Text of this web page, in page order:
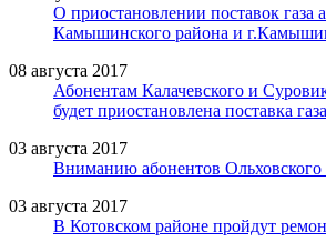
О приостановлении поставок газа
Камышинского района и
08 августа 2017
Абонентам Калачевского и
будет приостановлена поставка газа
03 августа 2017
Вниманию абонентов Ольховского
03 августа 2017
В Котовском районе пройдут